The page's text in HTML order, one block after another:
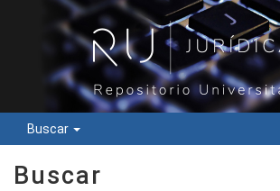
Buscar
Buscar